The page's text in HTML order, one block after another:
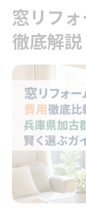
び
稲美町で
稲美町
件
窓リフ
法
地元業
術
補助金
ント
申請
窓リフ
徹底解説